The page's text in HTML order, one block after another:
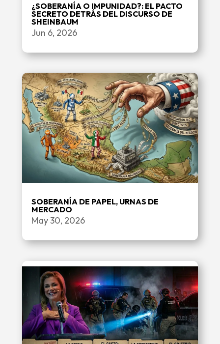
¿SOBERANÍA O IMPUNIDAD?: EL PACTO
SECRETO DETRÁS DEL DISCURSO DE
SHEINBAUM
Jun 6, 2026
SOBERANÍA DE PAPEL, URNAS DE
MERCADO
May 30, 2026